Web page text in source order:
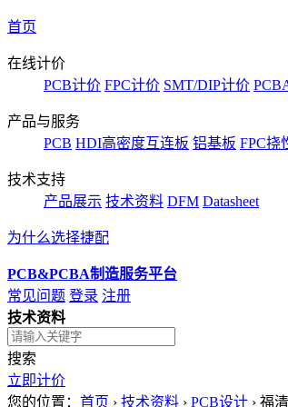
首页
在线计价
PCB计价 FPC计价 SMT/DIP计价
产品与服务
PCB HDI高密度互连板 铝基板 FPC挠
技术支持
产品展示 技术资料 DFM Datasheet
为什么选择捷配
PCB&PCBA制造服务平台
常见问题 登录 注册
技术资料
搜索
立即计价
您的位置： 首页 › 技术资料 › PCB设计 › 福